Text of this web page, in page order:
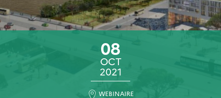
08
OCT
2021
WEBINAIRE